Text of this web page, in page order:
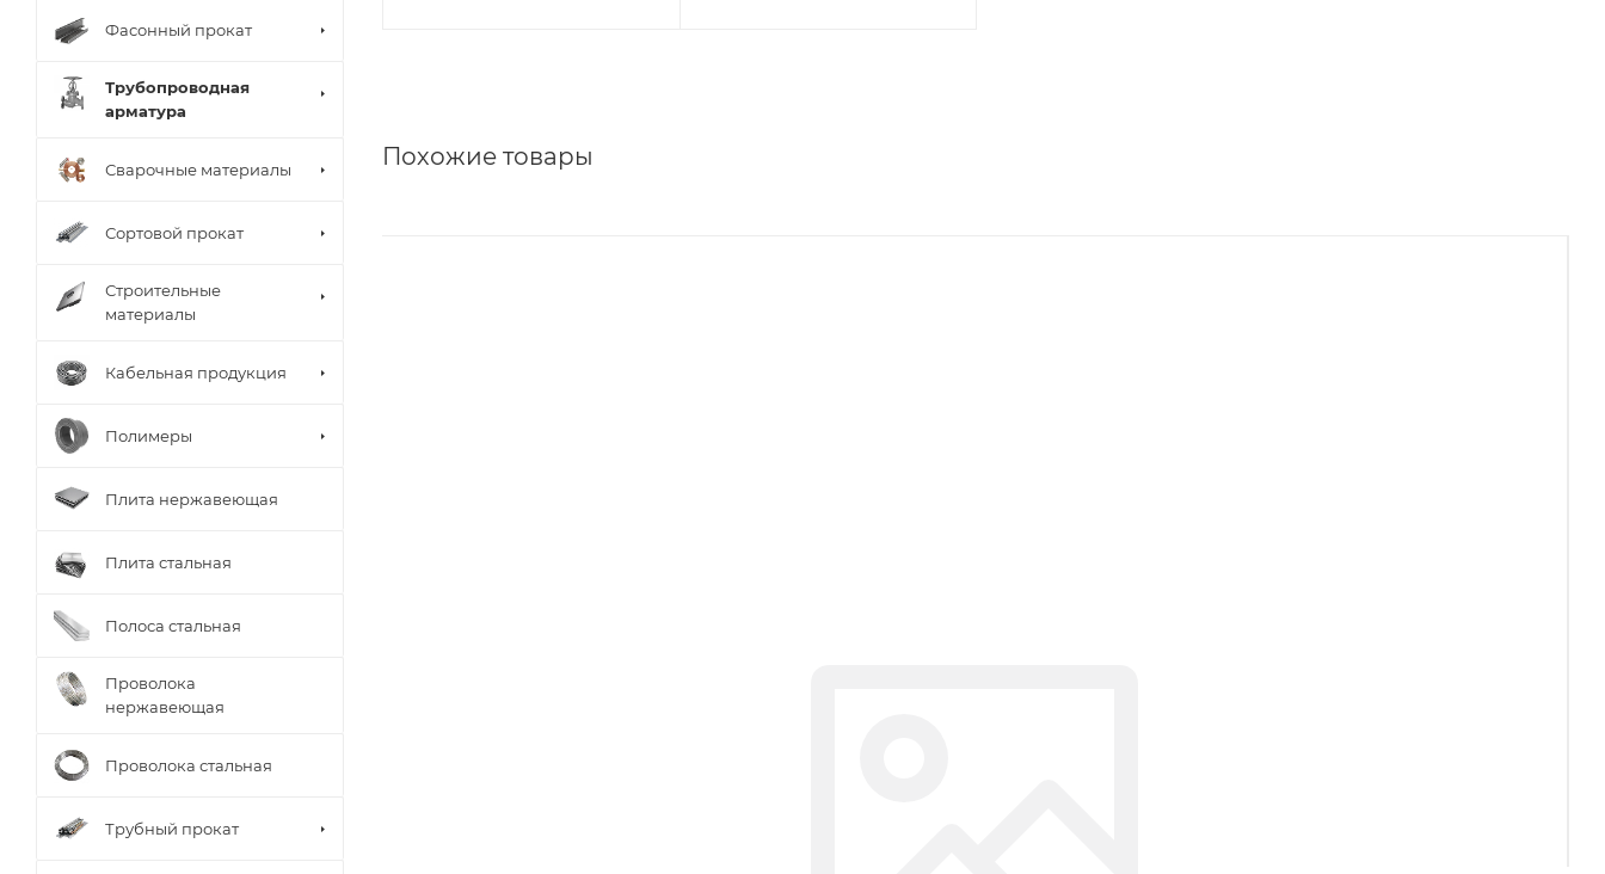
Похожие товары
Фасонный прокат
Трубопроводная
арматура
Сварочные материалы
Сортовой прокат
Строительные
материалы
Кабельная продукция
Полимеры
Плита нержавеющая
Плита стальная
Полоса стальная
Проволока
нержавеющая
Проволока стальная
Трубный прокат